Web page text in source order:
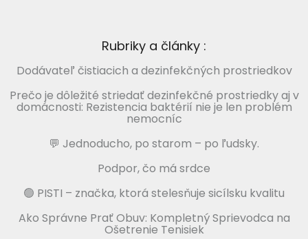
Rubriky a články :
Dodávateľ čistiacich a dezinfekčných prostriedkov
Prečo je dôležité striedať dezinfekčné prostriedky aj v
domácnosti: Rezistencia baktérií nie je len problém
nemocníc
💬 Jednoducho, po starom – po ľudsky.
Podpor, čo má srdce
🟢 PISTI – značka, ktorá stelesňuje sicílsku kvalitu
Ako Správne Prať Obuv: Kompletný Sprievodca na
Ošetrenie Tenisiek